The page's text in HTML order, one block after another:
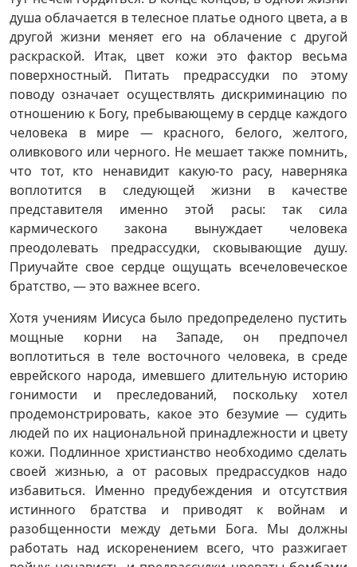
душа облачается в телесное платье одного цвета, а в
другой жизни меняет его на облачение с другой
раскраской. Итак, цвет кожи это фактор весьма
поверхностный. Питать предрассудки по этому
поводу означает осуществлять дискриминацию по
отношению к Богу, пребывающему в сердце каждого
человека в мире — красного, белого, желтого,
оливкового или черного. Не мешает также помнить,
что тот, кто ненавидит какую-то расу, наверняка
воплотится в следующей жизни в качестве
представителя именно этой расы: так сила
кармического закона вынуждает человека
преодолевать предрассудки, сковывающие душу.
Приучайте свое сердце ощущать всечеловеческое
братство, — это важнее всего.
Хотя учениям Иисуса было предопределено пустить
мощные корни на Западе, он предпочел
воплотиться в теле восточного человека, в среде
еврейского народа, имевшего длительную историю
гонимости и преследований, поскольку хотел
продемонстрировать, какое это безумие — судить
людей по их национальной принадлежности и цвету
кожи. Подлинное христианство необходимо сделать
своей жизнью, а от расовых предрассудков надо
избавиться. Именно предубеждения и отсутствия
истинного братства и приводят к войнам и
разобщенности между детьми Бога. Мы должны
работать над искоренением всего, что разжигает